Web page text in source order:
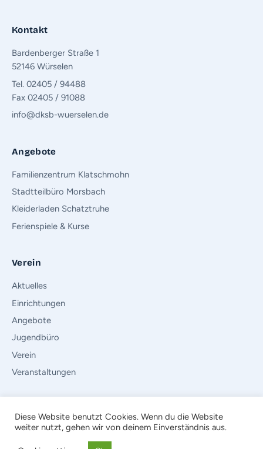
Kontakt
Bardenberger Straße 1
52146 Würselen
Tel. 02405 / 94488
Fax 02405 / 91088
info@dksb-wuerselen.de
Angebote
Familienzentrum Klatschmohn
Stadtteilbüro Morsbach
Kleiderladen Schatztruhe
Ferienspiele & Kurse
Verein
Aktuelles
Einrichtungen
Angebote
Jugendbüro
Verein
Veranstaltungen
© 2026 Der Kinderschutzbund (DKSB) e.V. · Ortsverband Würselen
Datenschutz·Rechtliche Hinweise
Diese Website benutzt Cookies. Wenn du die Website
weiter nutzt, gehen wir von deinem Einverständnis aus.